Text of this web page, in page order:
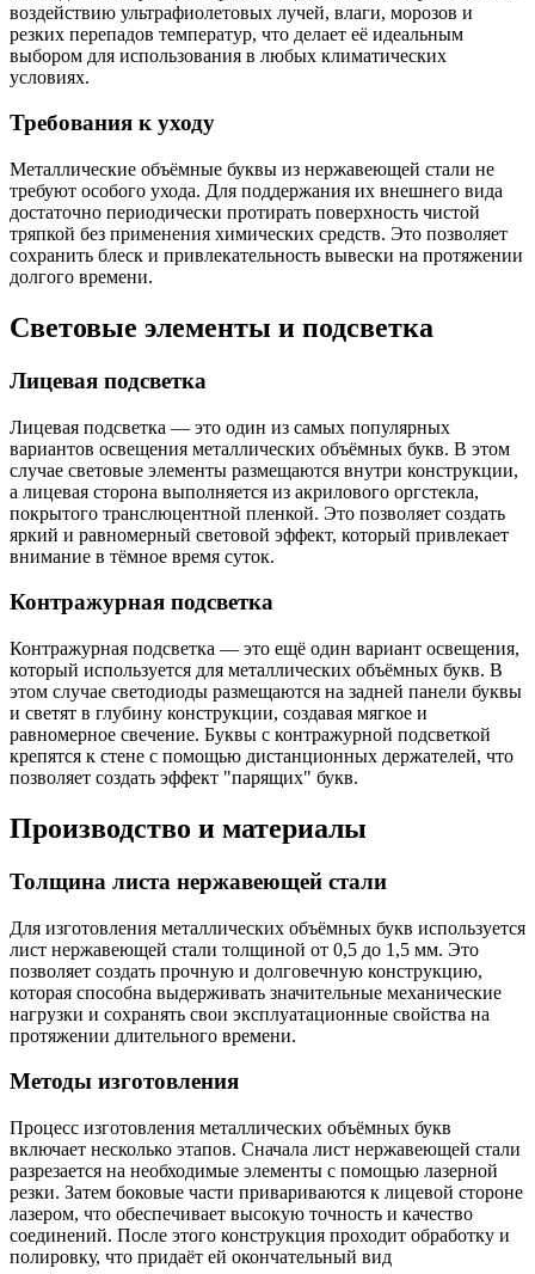
воздействию ультрафиолетовых лучей, влаги, морозов и
резких перепадов температур, что делает её идеальным
выбором для использования в любых климатических
условиях.
Требования к уходу
Металлические объёмные буквы из нержавеющей стали не
требуют особого ухода. Для поддержания их внешнего вида
достаточно периодически протирать поверхность чистой
тряпкой без применения химических средств. Это позволяет
сохранить блеск и привлекательность вывески на протяжении
долгого времени.
Световые элементы и подсветка
Лицевая подсветка
Лицевая подсветка — это один из самых популярных
вариантов освещения металлических объёмных букв. В этом
случае световые элементы размещаются внутри конструкции,
а лицевая сторона выполняется из акрилового оргстекла,
покрытого транслюцентной пленкой. Это позволяет создать
яркий и равномерный световой эффект, который привлекает
внимание в тёмное время суток.
Контражурная подсветка
Контражурная подсветка — это ещё один вариант освещения,
который используется для металлических объёмных букв. В
этом случае светодиоды размещаются на задней панели буквы
и светят в глубину конструкции, создавая мягкое и
равномерное свечение. Буквы с контражурной подсветкой
крепятся к стене с помощью дистанционных держателей, что
позволяет создать эффект "парящих" букв.
Производство и материалы
Толщина листа нержавеющей стали
Для изготовления металлических объёмных букв используется
лист нержавеющей стали толщиной от 0,5 до 1,5 мм. Это
позволяет создать прочную и долговечную конструкцию,
которая способна выдерживать значительные механические
нагрузки и сохранять свои эксплуатационные свойства на
протяжении длительного времени.
Методы изготовления
Процесс изготовления металлических объёмных букв
включает несколько этапов. Сначала лист нержавеющей стали
разрезается на необходимые элементы с помощью лазерной
резки. Затем боковые части привариваются к лицевой стороне
лазером, что обеспечивает высокую точность и качество
соединений. После этого конструкция проходит обработку и
полировку, что придаёт ей окончательный вид